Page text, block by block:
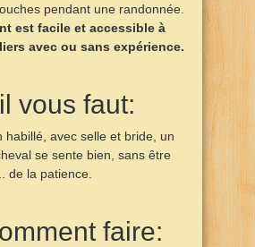
pendant une randonnée.
est facile et accessible à
avec ou sans expérience.
vous faut:
habillé, avec selle et bride, un
se sente bien, sans être
de la patience.
faire: